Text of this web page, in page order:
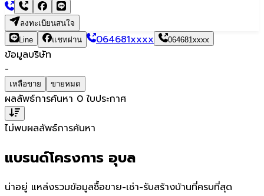
ลงทะเบียนสนใจ
Line
แชทผ่าน 064681xxxx 064681xxxx
ข้อมูลบริษัท
-
เหลือขาย ขายหมด
ผลลัพธ์การค้นหา 0 ใบประกาศ
ไม่พบผลลัพธ์การค้นหา
แบรนด์โครงการ อุบล
น่าอยู่ แหล่งรวมข้อมูลซื้อขาย-เช่า-รับสร้างบ้านที่ครบที่สุด